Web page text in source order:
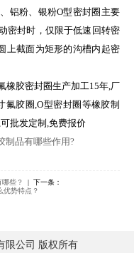
铝粉、银粉O型密封圈主要
密封时，仅限于低速回转密
上截面为矩形的沟槽内起密
橡胶密封圈生产加工15年,厂
胶圈,O型密封圈等橡胶制
批发定制,免费报价
制品有哪些作用?
些？
| 下一条：
优势特点？
限公司 版权所有